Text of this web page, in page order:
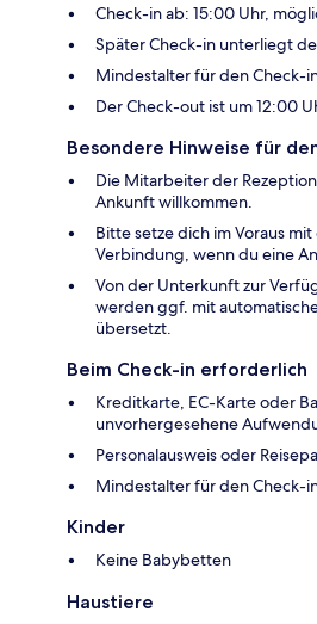
Check-in ab: 15:00 Uhr,
Später Check-in unterliegt
Mindestalter für den Check-
Der Check-out ist um 12:00
Besondere Hinweise für
Die Mitarbeiter der
Ankunft willkommen.
Bitte setze dich im Voraus
Verbindung, wenn du eine
Von der Unterkunft zur
werden ggf. mit
übersetzt.
Beim Check-in erforderlich
Kreditkarte, EC-Karte oder
unvorhergesehene
Personalausweis oder
Mindestalter für den Check-
Kinder
Keine Babybetten
Haustiere